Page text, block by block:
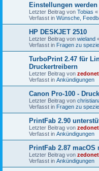
Einstellungen
Letzter Beitrag von Tobias «
Verfasst in Wünsche,
HP DESKJET 2510
Letzter Beitrag von wieland
Verfasst in Fragen zu
TurboPrint 2.47 für
Druckertreibern
Letzter Beitrag von zedonet
Verfasst in Ankündigungen
Canon Pro-100 -
Letzter Beitrag von
Verfasst in Fragen zu
PrintFab 2.90
Letzter Beitrag von zedonet
Verfasst in Ankündigungen
PrintFab 2.87
Letzter Beitrag von zedonet
Verfasst in Ankündigungen